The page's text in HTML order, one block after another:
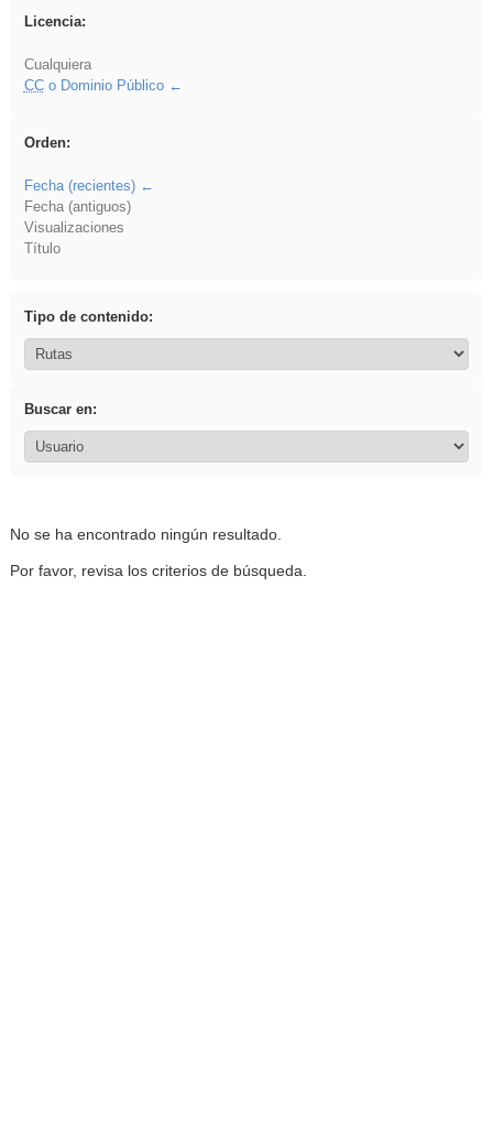
Licencia:
Cualquiera
CCo Dominio Público
Orden:
Fecha (recientes)
Fecha (antiguos)
Visualizaciones
Título
Tipo de contenido:
Buscar en:
No se ha encontrado ningún resultado.
Por favor, revisa los criterios de búsqueda.